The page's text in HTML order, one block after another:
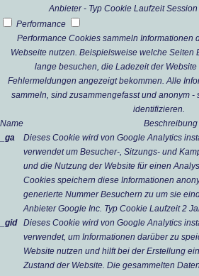
Anbieter - Typ Cookie Laufzeit Session
Performance
Performance Cookies sammeln Informationen
Webseite nutzen. Beispielsweise welche Seiten
lange besuchen, die Ladezeit der
Fehlermeldungen angezeigt bekommen. Alle
sammeln, sind zusammengefasst und anonym
identifizieren.
Name
Beschreibung
_ga
Dieses Cookie wird von Google Analytics
verwendet um Besucher-, Sitzungs- und
und die Nutzung der Website für einen
Cookies speichern diese Informationen
generierte Nummer Besuchern zu um sie
Anbieter Google Inc. Typ Cookie Laufzeit 2
_gid
Dieses Cookie wird von Google Analytics
verwendet, um Informationen darüber zu
Website nutzen und hilft bei der Erstellung
Zustand der Website. Die gesammelten